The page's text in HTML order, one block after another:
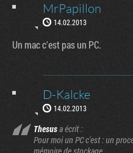
MrPapillon
14.02.2013
Un mac c'est pas un PC.
D-Kalcke
14.02.2013
Thesusa écrit :
Pour moi un PC c'est : un